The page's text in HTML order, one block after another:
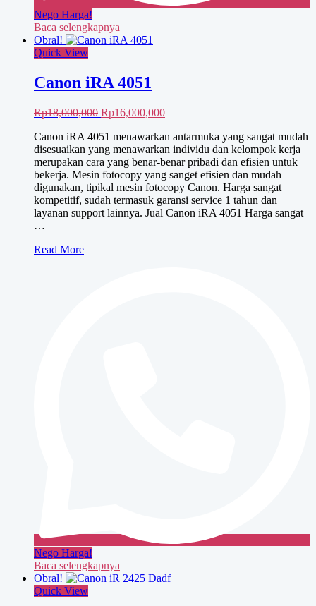
Nego Harga!
Baca selengkapnya
Obral!
Quick View
Canon iRA 4051
Rp18,000,000 Harga
adalah:
Rp18,000,000.
Rp16,000,000Harga
ini
adalah:
Rp16,000,000.
Canon iRA 4051 menawarkan antarmuka yang sangat mudah
disesuaikan yang menawarkan individu dan kelompok kerja
merupakan cara yang benar-benar pribadi dan efisien untuk
bekerja. Mesin fotocopy yang sanget efisien dan mudah
digunakan, tipikal mesin fotocopy Canon. Harga sangat
kompetitif, sudah termasuk garansi service 1 tahun dan
layanan support lainnya. Jual Canon iRA 4051 Harga sangat
…
Canon
Read More
Nego Harga!
Baca selengkapnya
Obral!
Quick View